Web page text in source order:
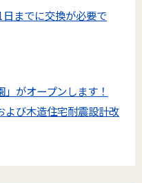
までに交換が必要で
がオープンします！
よび木造住宅耐震設計改